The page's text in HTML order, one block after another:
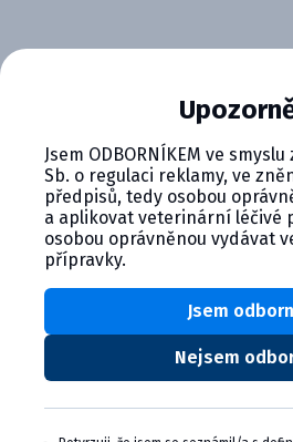
Torphadine 10 mg/ml
Product
Jsem ODBORNÍKEM ve
Sb. o regulaci reklamy, ve
předpisů, tedy osobou
a aplikovat veterinární léčivé
osobou oprávněnou vydávat
přípravky.
Nejsem
Jsem